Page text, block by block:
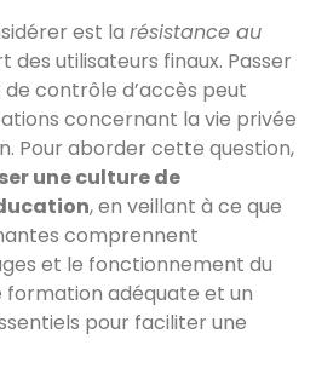
est la résistance au
des utilisateurs finaux. Passer
contrôle d’accès peut
concernant la vie privée
Pour aborder cette question,
une culture de
, en veillant à ce que
comprennent
et le fonctionnement du
formation adéquate et un
pour faciliter une